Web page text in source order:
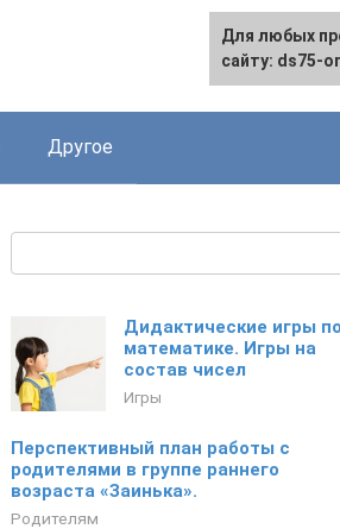
Другое
Дидактические игры по
математике. Игры на
состав чисел
Игры
Перспективный план работы с
родителями в группе раннего
возраста «Заинька».
Родителям
Для любых
сайту: ds75-